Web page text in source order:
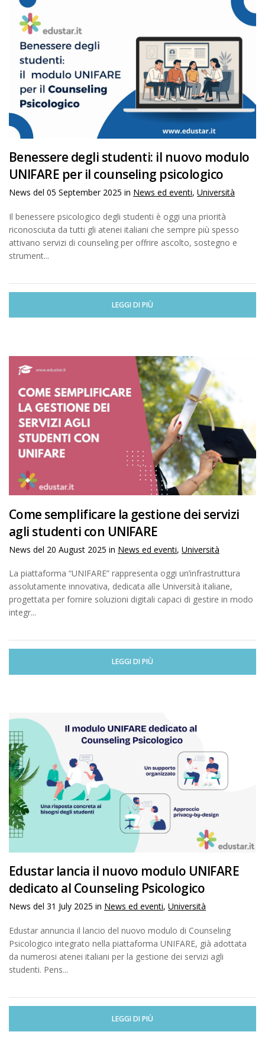
Benessere degli studenti: il nuovo modulo
UNIFARE per il counseling psicologico
News del 05 September 2025 in News ed eventi, Università
Il benessere psicologico degli studenti è oggi una priorità
riconosciuta da tutti gli atenei italiani che sempre più spesso
attivano servizi di counseling per offrire ascolto, sostegno e
strument...
LEGGI DI PIÙ
Come semplificare la gestione dei servizi
agli studenti con UNIFARE
News del 20 August 2025 in News ed eventi, Università
La piattaforma “UNIFARE” rappresenta oggi un’infrastruttura
assolutamente innovativa, dedicata alle Università italiane,
progettata per fornire soluzioni digitali capaci di gestire in modo
integr...
LEGGI DI PIÙ
Edustar lancia il nuovo modulo UNIFARE
dedicato al Counseling Psicologico
News del 31 July 2025 in News ed eventi, Università
Edustar annuncia il lancio del nuovo modulo di Counseling
Psicologico integrato nella piattaforma UNIFARE, già adottata
da numerosi atenei italiani per la gestione dei servizi agli
studenti. Pens...
LEGGI DI PIÙ